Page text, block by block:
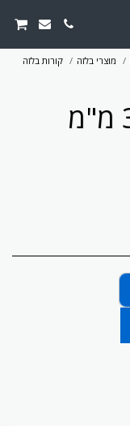
מוצרי בלזה
קורות בלזה